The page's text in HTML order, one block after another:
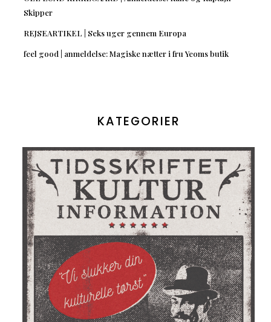
Skipper
REJSEARTIKEL | Seks uger gennem Europa
feel good | anmeldelse: Magiske nætter i fru Yeoms butik
KATEGORIER